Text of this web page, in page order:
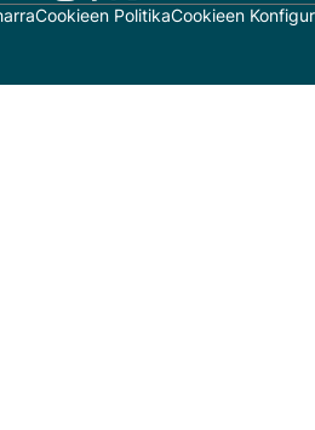
Cookieen PolitikaCookieen